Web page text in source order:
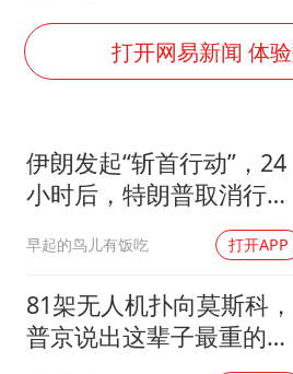
中国养老床
奋进开新
打开网易新闻 体
伊朗发起“斩首行动”，24
小时后，特朗普取消行
早起的鸟儿有饭吃 打开APP
81架无人机扑向莫斯科，
普京说出这辈子最重的一